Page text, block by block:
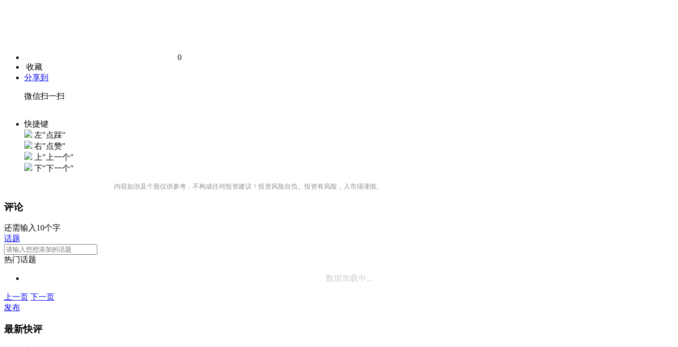
0
收藏
分享到
微信扫一扫
快捷键
左"点踩"
右"点赞"
上"上一个"
下"下一个"
内容如涉及个股仅供参考，不构成任何投资建议！投资风险自负。投资有风险，入市须谨慎。
评论
还需输入10个字
话题
热门话题
数据加载中...
上一页 下一页
发布
最新快评